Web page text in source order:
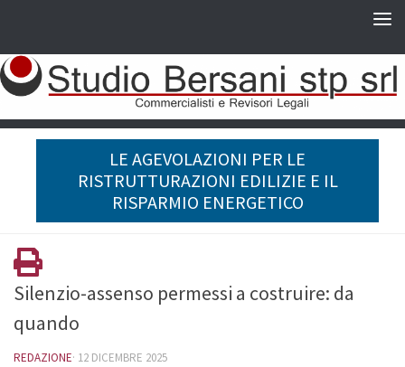
LE AGEVOLAZIONI PER LE
RISTRUTTURAZIONI EDILIZIE E IL
RISPARMIO ENERGETICO
Silenzio-assenso permessi a costruire: da
quando
REDAZIONE· 12 DICEMBRE 2025